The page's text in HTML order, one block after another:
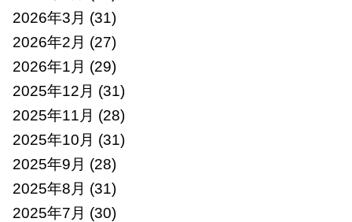
2026年3月 (31)
2026年2月 (27)
2026年1月 (29)
2025年12月 (31)
2025年11月 (28)
2025年10月 (31)
2025年9月 (28)
2025年8月 (31)
2025年7月 (30)